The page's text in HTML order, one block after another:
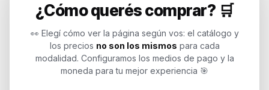
¿Cómo querés comprar? 🛒
👀 Elegí cómo ver la página según vos: el catálogo y
los precios no son los mismos para cada
modalidad. Configuramos los medios de pago y la
moneda para tu mejor experiencia 🎯
Soluciones de tecnología para
Potenciamos tu mundo.
Time to work